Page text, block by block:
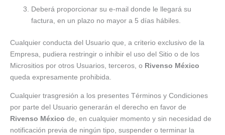
Deberá proporcionar su e-mail donde le llegará su
factura, en un plazo no mayor a 5 días hábiles.
Cualquier conducta del Usuario que, a criterio exclusivo de la
Empresa, pudiera restringir o inhibir el uso del Sitio o de los
Micrositios por otros Usuarios, terceros, o Rivenso México
queda expresamente prohibida.
Cualquier trasgresión a los presentes Términos y Condiciones
por parte del Usuario generarán el derecho en favor de
Rivenso México de, en cualquier momento y sin necesidad de
notificación previa de ningún tipo, suspender o terminar la